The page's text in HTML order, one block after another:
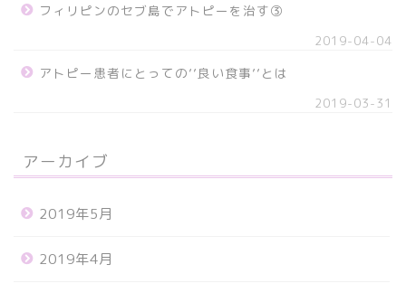
フィリピンのセブ島でアトピーを治す③
2019-04-04
アトピー患者にとっての’’良い食事’’とは
2019-03-31
アーカイブ
2019年5月
2019年4月